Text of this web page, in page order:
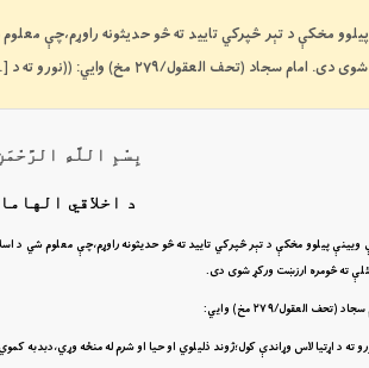
مخکې د تېر څپرکي تاييد ته څو حديثونه راوړم،چې
(تحف العقول/٢٧٩ مخ) وايي: ((نورو ته د […]
بِسْمِ اللَّهِ
د اخلاقي
ويينې پيلوو مخکې د تېر څپرکي تاييد ته څو حديثونه راوړم،چې معلوم شي د
ته څومره ارزښت ورکړ شوى دى.
(تحف العقول/٢٧٩ مخ) وايي:
ته د اړتيا لاس وړاندې کول؛ژوند ذليلوي او حيا او شرم له منځه وړي،دبدبه